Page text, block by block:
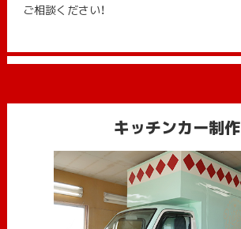
ご相談ください！
キッチンカー制作